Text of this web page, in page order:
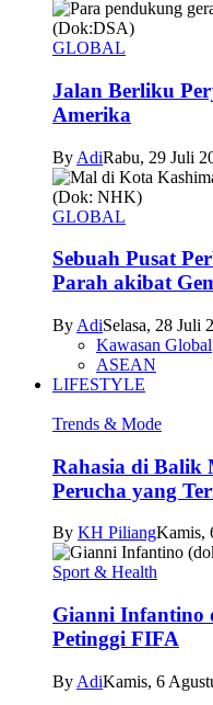
GLOBAL
Jalan Berliku
Amerika
By AdiRabu, 29 Juli
GLOBAL
Sebuah Pusat
Parah akibat
By AdiSelasa, 28 Juli
Kawasan Global
ASEAN
LIFESTYLE
Trends & Mode
Rahasia di Balik
Perucha yang
By KH PiliangKamis,
Sport & Health
Gianni Infantino
Petinggi FIFA
By AdiKamis, 6